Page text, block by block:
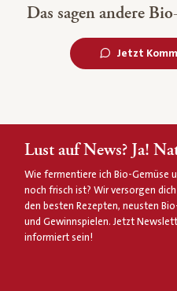
Das sagen andere
Jetzt
Lust auf News? Ja!
Wie fermentiere ich Bio-Gemüse
noch frisch ist? Wir versorgen
den besten Rezepten, neusten
und Gewinnspielen. Jetzt
informiert sein!